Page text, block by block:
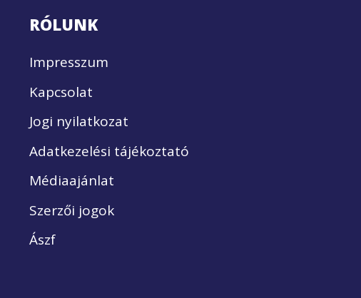
RÓLUNK
Impresszum
Kapcsolat
Jogi nyilatkozat
Adatkezelési tájékoztató
Médiaajánlat
Szerzői jogok
Ászf